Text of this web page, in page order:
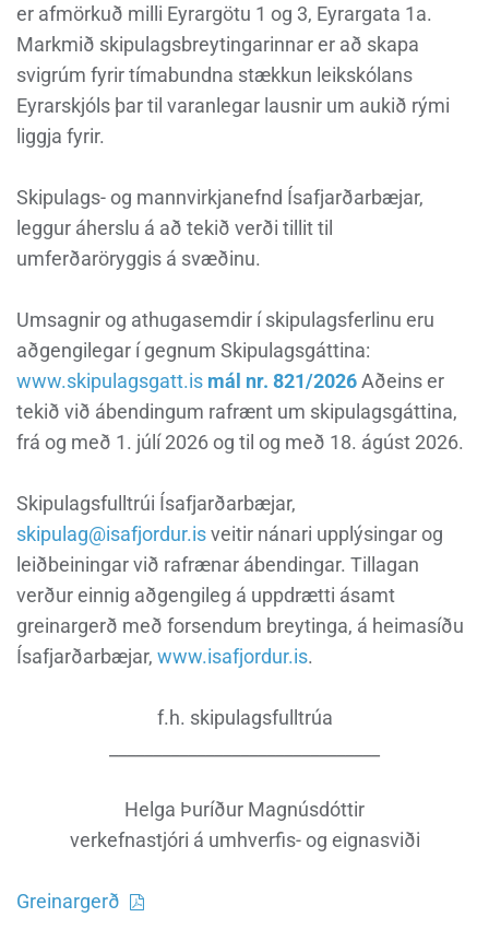
er afmörkuð milli Eyrargötu 1 og 3, Eyrargata 1a.
Markmið skipulagsbreytingarinnar er að skapa
svigrúm fyrir tímabundna stækkun leikskólans
Eyrarskjóls þar til varanlegar lausnir um aukið rými
liggja fyrir.
Skipulags- og mannvirkjanefnd Ísafjarðarbæjar,
leggur áherslu á að tekið verði tillit til
umferðaröryggis á svæðinu.
Umsagnir og athugasemdir í skipulagsferlinu eru
aðgengilegar í gegnum Skipulagsgáttina:
www.skipulagsgatt.is mál nr. 821/2026Aðeins er
tekið við ábendingum rafrænt um skipulagsgáttina,
frá og með 1. júlí 2026 og til og með 18. ágúst 2026.
Skipulagsfulltrúi Ísafjarðarbæjar,
skipulag@isafjordur.isveitir nánari upplýsingar og
leiðbeiningar við rafrænar ábendingar. Tillagan
verður einnig aðgengileg á uppdrætti ásamt
greinargerð með forsendum breytinga, á heimasíðu
Ísafjarðarbæjar, www.isafjordur.is.
f.h. skipulagsfulltrúa
Helga Þuríður Magnúsdóttir
verkefnastjóri á umhverfis- og eignasviði
Greinargerð